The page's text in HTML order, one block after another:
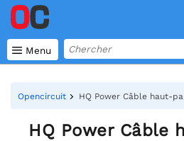
 Menu
Opencircuit HQ Power Câble haut-
HQ Power Câble